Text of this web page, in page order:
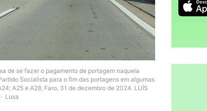
de se fazer o pagamento de portagem naquela
Socialista para o fim das portagens em algumas
A25 e A28, Faro, 31 de dezembro de 2024. LUÍS
Lusa